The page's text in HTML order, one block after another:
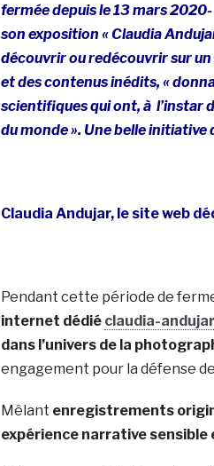
fermée depuis le 13 mars
son exposition « Claudia
découvrir ou redécouvrir sur
et des contenus inédits, «
scientifiques qui ont, à l’instar
du monde ». Une belle initiative
Claudia Andujar, le site web
Pendant cette période de
internet dédié claudia-
dans l’univers de la
engagement pour la défense
Mêlant enregistrements
expérience narrative